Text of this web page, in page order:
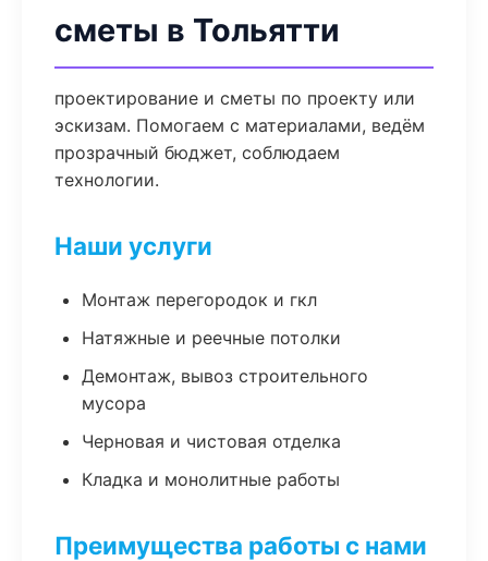
сметы в Тольятти
проектирование и сметы по проекту или
эскизам. Помогаем с материалами, ведём
прозрачный бюджет, соблюдаем
технологии.
Наши услуги
Монтаж перегородок и гкл
Натяжные и реечные потолки
Демонтаж, вывоз строительного
мусора
Черновая и чистовая отделка
Кладка и монолитные работы
Преимущества работы с нами